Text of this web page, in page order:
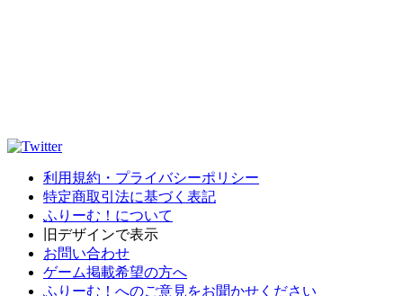
利用規約・プライバシーポリシー
特定商取引法に基づく表記
ふりーむ！について
旧デザインで表示
お問い合わせ
ゲーム掲載希望の方へ
ふりーむ！へのご意見をお聞かせください